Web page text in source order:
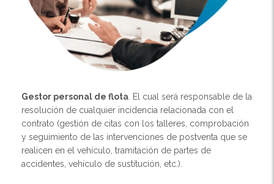
Gestor personal de flota . El cual será responsable de la
resolución de cualquier incidencia relacionada con el
contrato (gestión de citas con los talleres, comprobación
y seguimiento de las intervenciones de postventa que se
realicen en el vehículo, tramitación de partes de
accidentes, vehículo de sustitución, etc.).